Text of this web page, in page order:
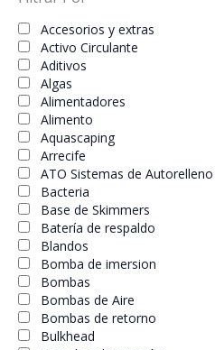
Accesorios y extras
Activo Circulante
Aditivos
Algas
Alimentadores
Alimento
Aquascaping
Arrecife
ATO Sistemas de Autorelleno
Bacteria
Base de Skimmers
Batería de respaldo
Blandos
Bomba de imersion
Bombas
Bombas de Aire
Bombas de retorno
Bulkhead